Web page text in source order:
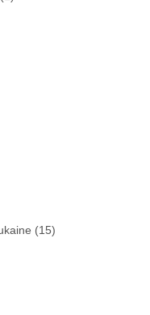
(15)